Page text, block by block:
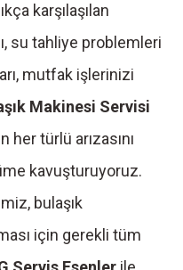
karşılaşılan
su tahliye problemleri
mutfak işlerinizi
Makinesi Servisi
her türlü arızasını
kavuşturuyoruz.
bulaşık
için gerekli tüm